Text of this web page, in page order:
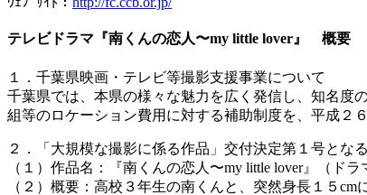
テレビドラマ『南くんの恋人〜my little lover』 概要
１．千葉県映画・テレビ等撮影支援事業について
千葉県では、本県の様々な魅力を広く発信し、知名度
組等のロケーション費用に対する補助制度を、平成２
２．「大規模な撮影に係る作品」交付決定第１号とな
（１）作品名：『南くんの恋人〜my little lover』（ドラ
（２）概要：高校３年生の南くんと、突然身長１５